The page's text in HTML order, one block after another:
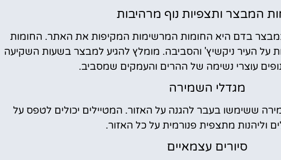
המבצר ותצפיות נוף מרהיבות
בדם היא החומות המרשימות המקיפות את האתר. החומות
על העיר ניקשיץ' והסביבה. מומלץ להגיע למבצר בשעות השקיעה
עוצרי נשימה של ההרים והעמקים שמסביב.
מגדלי השמירה
ששימשו בעבר להגנה על האזור. המטיילים יכולים לטפס על
וליהנות מתצפית פנורמית על כל האזור.
סיורים עצמאיים